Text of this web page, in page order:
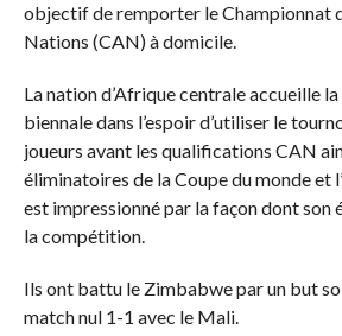
objectif de remporter le Championnat
Nations (CAN) à domicile.
La nation d’Afrique centrale accueille
biennale dans l’espoir d’utiliser le
joueurs avant les qualifications CAN
éliminatoires de la Coupe du monde et
est impressionné par la façon dont son
la compétition.
Ils ont battu le Zimbabwe par un but
match nul 1-1 avec le Mali.